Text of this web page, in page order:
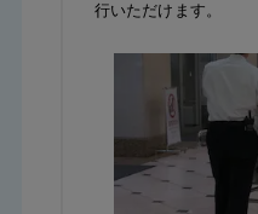
行いただけます。